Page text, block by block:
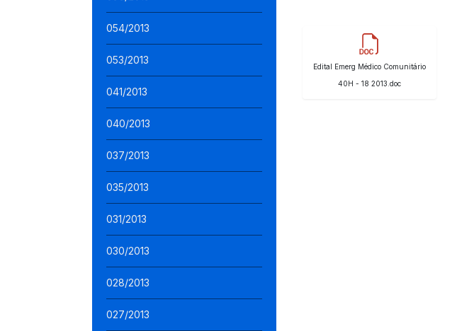
054/2013
053/2013
041/2013
040/2013
037/2013
035/2013
031/2013
030/2013
028/2013
027/2013
Edital Emerg Médico Comunitário
40H - 18 2013.doc